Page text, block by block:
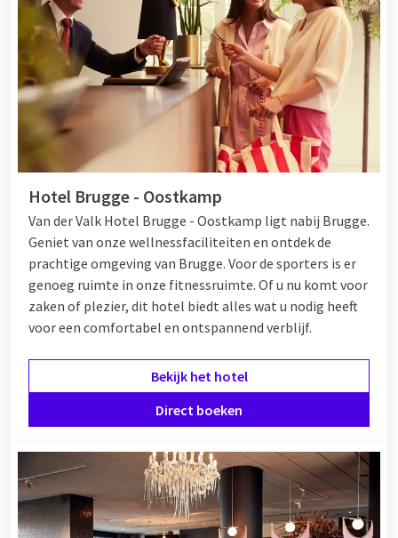
Hotel Brugge - Oostkamp
Van der Valk Hotel Brugge - Oostkamp ligt nabij Brugge.
Geniet van onze wellnessfaciliteiten en ontdek de
prachtige omgeving van Brugge. Voor de sporters is er
genoeg ruimte in onze fitnessruimte. Of u nu komt voor
zaken of plezier, dit hotel biedt alles wat u nodig heeft
voor een comfortabel en ontspannend verblijf.
Bekijk het hotel
Direct boeken